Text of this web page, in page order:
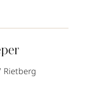
Rietberg